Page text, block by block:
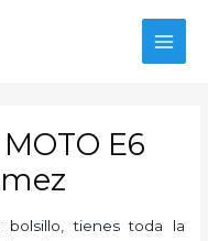
E6
tienes toda la